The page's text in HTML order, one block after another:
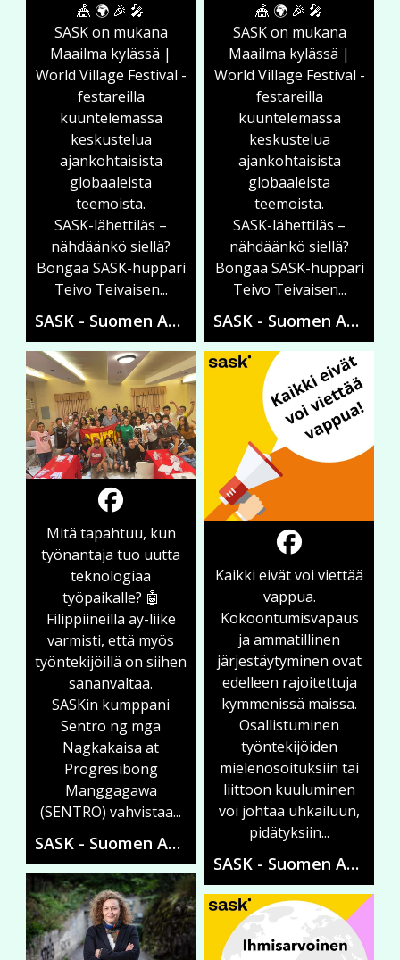
🎪 🌍 🎉 🎤
SASK on mukana
Maailma kylässä |
World Village Festival -
festareilla
kuuntelemassa
keskustelua
ajankohtaisista
globaaleista
teemoista.
SASK-lähettiläs –
nähdäänkö siellä?
Bongaa SASK-huppari
Teivo Teivaisen...
SASK - Suomen Ammattiliittojen Solidaarisuuskeskus
Mitä tapahtuu, kun
työnantaja tuo uutta
teknologiaa
työpaikalle? 🤖
Filippiineillä ay-liike
varmisti, että myös
työntekijöillä on siihen
sananvaltaa.
SASKin kumppani
Sentro ng mga
Nagkakaisa at
Progresibong
Manggagawa
(SENTRO) vahvistaa...
SASK - Suomen Ammattiliittojen Solidaarisuuskeskus
🎪 🌍 🎉 🎤
SASK on mukana
Maailma kylässä |
World Village Festival -
festareilla
kuuntelemassa
keskustelua
ajankohtaisista
globaaleista
teemoista.
SASK-lähettiläs –
nähdäänkö siellä?
Bongaa SASK-huppari
Teivo Teivaisen...
SASK - Suomen Ammattiliittojen Solidaarisuuskeskus
Kaikki eivät voi viettää
vappua.
Kokoontumisvapaus
ja ammatillinen
järjestäytyminen ovat
edelleen rajoitettuja
kymmenissä maissa.
Osallistuminen
työntekijöiden
mielenosoituksiin tai
liittoon kuuluminen
voi johtaa uhkailuun,
pidätyksiin...
SASK - Suomen Ammattiliittojen Solidaarisuuskeskus